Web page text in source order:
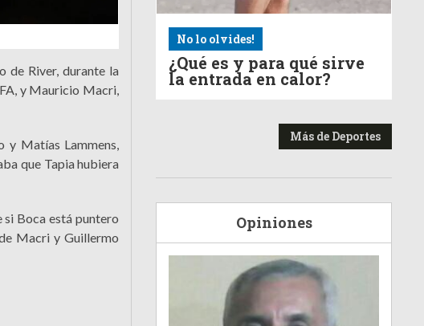
de River, durante la
y Mauricio Macri,
Matías Lammens,
que Tapia hubiera
si Boca está puntero
Macri y Guillermo
No lo olvides!
¿Qué es y para qué sirve
la entrada en calor?
Más de Deportes
Opiniones